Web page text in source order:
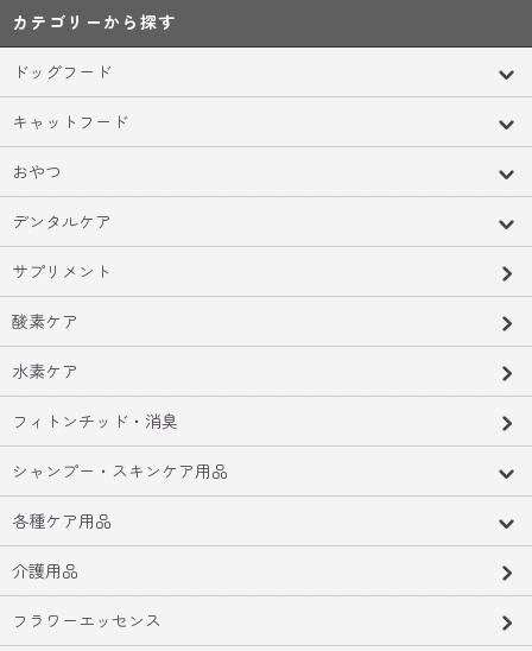
カテゴリーから探す
ドッグフード
キャットフード
おやつ
デンタルケア
サプリメント
酸素ケア
水素ケア
フィトンチッド・消臭
シャンプー・スキンケア用品
各種ケア用品
介護用品
フラワーエッセンス